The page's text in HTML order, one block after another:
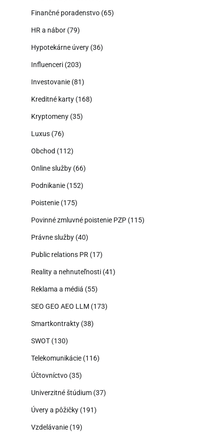
Finančné poradenstvo (65)
HR a nábor (79)
Hypotekárne úvery (36)
Influenceri (203)
Investovanie (81)
Kreditné karty (168)
Kryptomeny (35)
Luxus (76)
Obchod (112)
Online služby (66)
Podnikanie (152)
Poistenie (175)
Povinné zmluvné poistenie PZP (115)
Právne služby (40)
Public relations PR (17)
Reality a nehnuteľnosti (41)
Reklama a médiá (55)
SEO GEO AEO LLM (173)
Smartkontrakty (38)
SWOT (130)
Telekomunikácie (116)
Účtovníctvo (35)
Univerzitné štúdium (37)
Úvery a pôžičky (191)
Vzdelávanie (19)